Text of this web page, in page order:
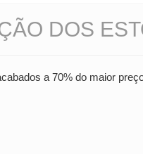
DOS
a 70% do maior